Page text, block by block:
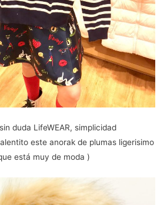
duda LifeWEAR, simplicidad
este anorak de plumas ligerisimo
está muy de moda )